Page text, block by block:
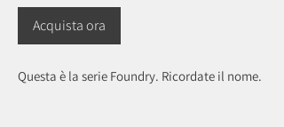
Acquista ora
Questa è la serie Foundry. Ricordate il nome.